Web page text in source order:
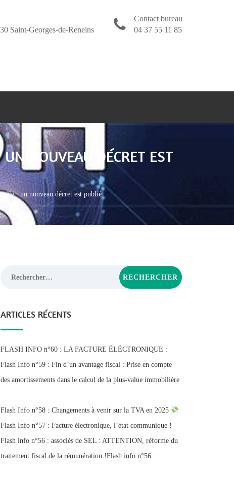
Saint-Georges-de-Reneins
Contact bureau
04 37 55 11 85
NOUVEAU DÉCRET EST
: un nouveau décret est publié
ARTICLES RÉCENTS
FLASH INFO n°60 : LA FACTURE ÉLÉCTRONIQUE :
Flash Info n°59 : Fin d’un avantage fiscal : Prise en compte
des amortissements dans le calcul de la plus-value immobilière
:
Flash Info n°58 : Changements à venir sur la TVA en 2025
Flash Info n°57 : Facture électronique, l’état communique !
Flash info n°56 : associés de SEL : ATTENTION, réforme du
traitement fiscal de la rémunération !Flash info n°56 :